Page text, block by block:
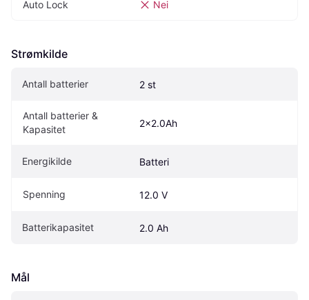
Auto Lock Nei
Strømkilde
Antall batterier 2 st
Antall batterier &
Kapasitet
2x2.0Ah
Energikilde Batteri
Spenning 12.0 V
Batterikapasitet 2.0 Ah
Mål